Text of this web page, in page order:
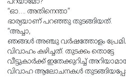
പറയാമോ?”
“ഓ…. അതിനെന്താ”
ഭാര്യയാണ് പറഞ്ഞു തുടങ്ങിയത്.
“അച്ചാ,
ഞങ്ങൾ അഞ്ചു വർഷത്തോളം
വിവാഹം കഴിച്ചത്. തുടക്കം തൊട്ടേ
വീട്ടുകാർക്ക് ഇതേക്കുറിച്ച്
വിവാഹ ആലോചനകൾ